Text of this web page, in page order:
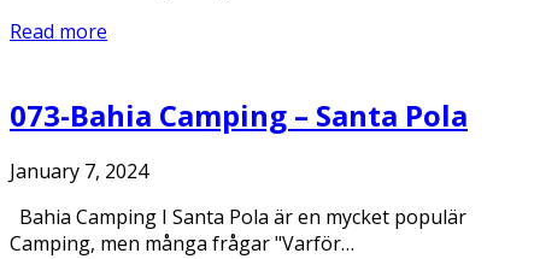
Read more
073-Bahia Camping – Santa Pola
January 7, 2024
Bahia Camping I Santa Pola är en mycket populär
Camping, men många frågar "Varför…